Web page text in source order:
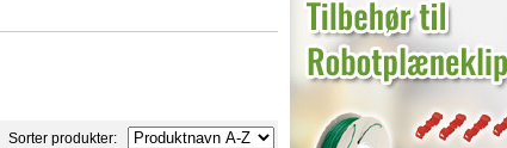
Sorter produkter: